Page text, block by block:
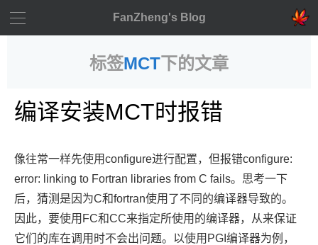
FanZheng's Blog
标签MCT下的文章
编译安装MCT时报错
像往常一样先使用configure进行配置，但报错configure:
error: linking to Fortran libraries from C fails。思考一下
后，猜测是因为C和fortran使用了不同的编译器导致的。
因此，要使用FC和CC来指定所使用的编译器，从来保证
它们的库在调用时不会出问题。以使用PGI编译器为例，